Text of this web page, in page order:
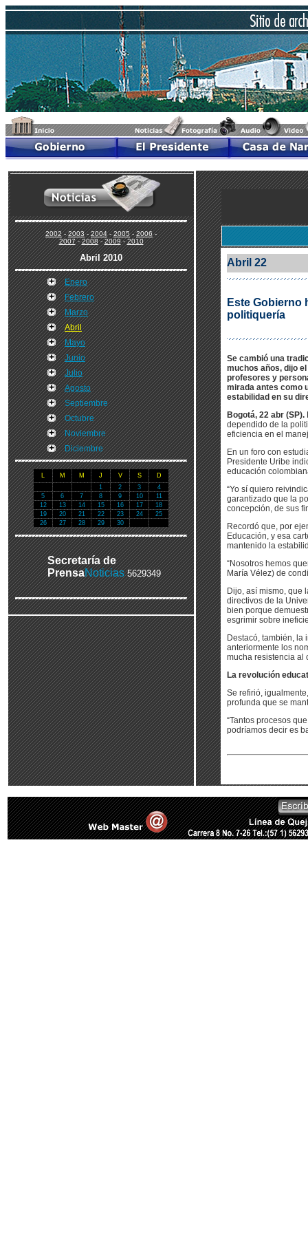
2002-2003-2004-2005-2006-
2007-2008-2009-2010
Abril 2010
Enero
Febrero
Marzo
Abril
Mayo
Junio
Julio
Agosto
Septiembre
Octubre
Noviembre
Diciembre
L M M J V S
D
1
2 3
4
5
6 7 8 9 10
11
12
13 14 15 16 17
18
19
20 21 22 23 24
25
26
27 28 29 30
Secretaría de
PrensaNoticias 5629349
Abril 22
Este Gobierno
politiquería
Se cambió una
muchos años, dijo
profesores y
mirada antes como
estabilidad en su
Bogotá, 22 abr (SP).
dependido de la
eficiencia en el
En un foro con
Presidente Uribe
educación
“Yo sí quiero
garantizado que la
concepción, de sus
Recordó que, por
Educación, y esa
mantenido la
“Nosotros hemos
María Vélez) de
Dijo, así mismo, que
directivos de la
bien porque
esgrimir sobre
Destacó, también,
anteriormente los
mucha resistencia al
La revolución
Se refirió,
profunda que se
“Tantos procesos
podríamos decir es